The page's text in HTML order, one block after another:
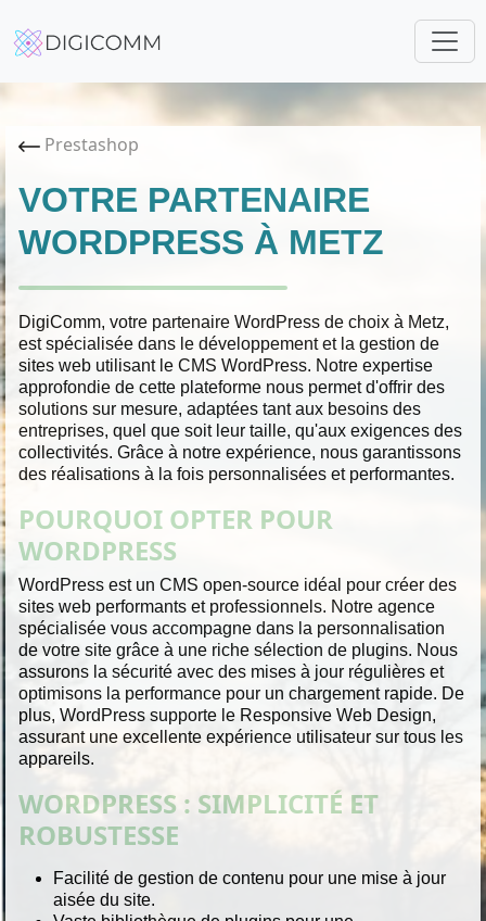
Prestashop
VOTRE PARTENAIRE
WORDPRESS À METZ
DigiComm, votre partenaire WordPress de choix à Metz,
est spécialisée dans le développement et la gestion de
sites web utilisant le CMS WordPress. Notre expertise
approfondie de cette plateforme nous permet d'offrir des
solutions sur mesure, adaptées tant aux besoins des
entreprises, quel que soit leur taille, qu'aux exigences des
collectivités. Grâce à notre expérience, nous garantissons
des réalisations à la fois personnalisées et performantes.
POURQUOI OPTER POUR
WORDPRESS
WordPress est un CMS open-source idéal pour créer des
sites web performants et professionnels. Notre agence
spécialisée vous accompagne dans la personnalisation
de votre site grâce à une riche sélection de plugins. Nous
assurons la sécurité avec des mises à jour régulières et
optimisons la performance pour un chargement rapide. De
plus, WordPress supporte le Responsive Web Design,
assurant une excellente expérience utilisateur sur tous les
appareils.
WORDPRESS : SIMPLICITÉ ET
ROBUSTESSE
Facilité de gestion de contenu pour une mise à jour
aisée du site.